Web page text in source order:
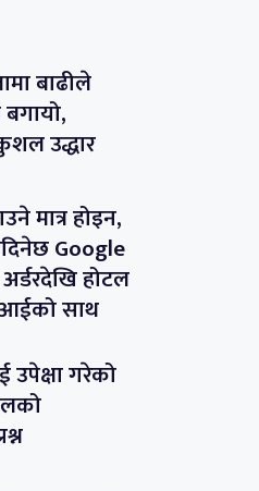
बाढीले
उद्धार
मात्र होइन,
Google
होटल
साथ
उपेक्षा गरेको